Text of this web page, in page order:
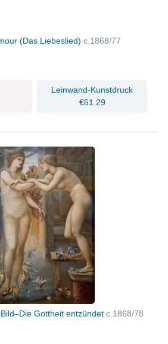
(Das Liebeslied) c.1868/77
Leinwand-Kunstdruck
€61.29
Gottheit entzündet c.1868/78